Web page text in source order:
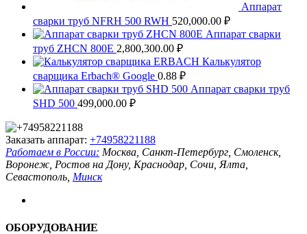
Аппарат
сварки труб NFRH 500 RWH 520,000.00 ₽
Аппарат сварки
труб ZHCN 800Е 2,800,300.00 ₽
Калькулятор
сварщика Erbach® Google 0.88 ₽
Аппарат сварки труб
SHD 500 499,000.00 ₽
Заказать аппарат: +74958221188
Работаем в России: Москва, Санкт-Петербург, Смоленск,
Воронеж, Ростов на Дону, Краснодар, Сочи, Ялта,
Севастополь, Минск
ОБОРУДОВАНИЕ